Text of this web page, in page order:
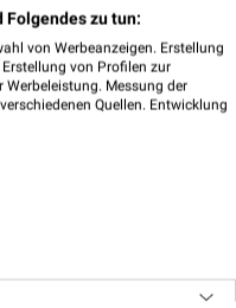
Folgendes zu tun:
von Werbeanzeigen. Erstellung
von Profilen zur
Messung der
Quellen. Entwicklung